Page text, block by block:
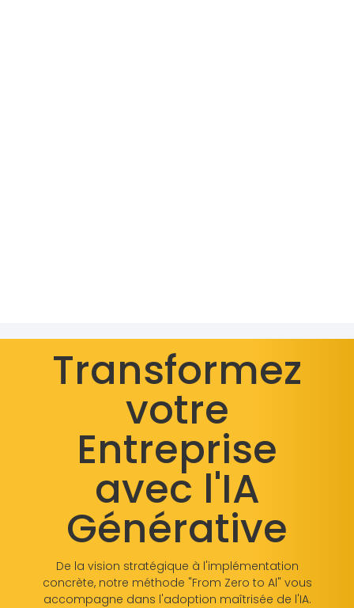
Transformez
votre
Entreprise
avec l'IA
Générative
De la vision stratégique à l'implémentation
concrète, notre méthode "From Zero to Al" vous
accompagne dans l'adoption maîtrisée de l'IA.